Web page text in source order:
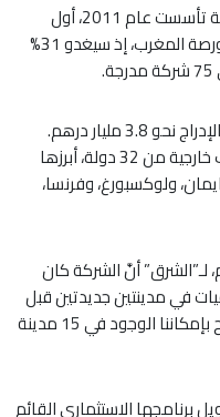
أصبحت “أكديطال”، وهي مجموعة عائلية تأسست عام 2011، أول
شركة تعمل في القطاع الصحي تدخل بورصة المغرب، إذ سيغدو 31%
ستبلغ القيمة السوقية لـ”أكديطال” عند الإدراج نحو 3.8 مليار درهم.
وتلقّت عملية طرح أسمهما طلبات اكتتاب خارجية من 32 دولة، أبرزها
ولوكسبورغ، وفرنسا،
لـ”الشرق” أنَّ الشركة كان
خطة لإضافة 4 مستشفيات في مدينتين جديدتين قبل
مارس 2023. أما بعد الاكتتاب؛ “فسيصبح بإمكاننا الوجود في 15 مدينة
برنامجها الاستثماري القائم